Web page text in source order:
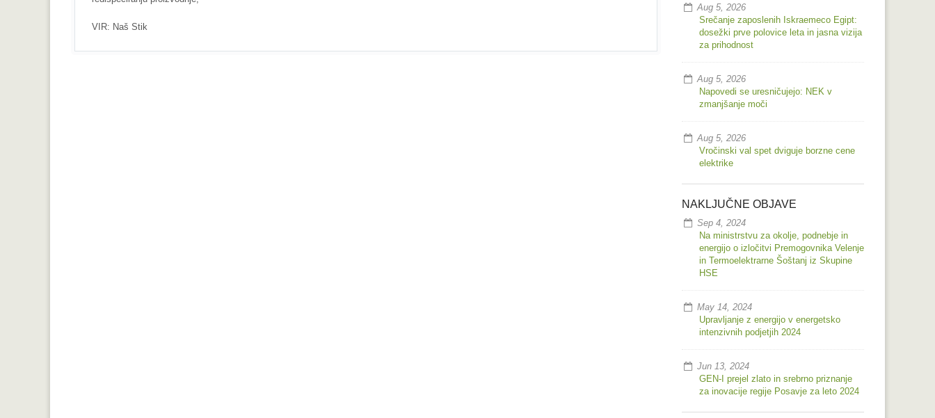
VIR: Naš Stik
Aug 5, 2026
Srečanje zaposlenih Iskraemeco Egipt:
dosežki prve polovice leta in jasna vizija
za prihodnost
Aug 5, 2026
Napovedi se uresničujejo: NEK v
zmanjšanje moči
Aug 5, 2026
Vročinski val spet dviguje borzne cene
elektrike
NAKLJUČNE OBJAVE
Sep 4, 2024
Na ministrstvu za okolje, podnebje in
energijo o izločitvi Premogovnika Velenje
in Termoelektrarne Šoštanj iz Skupine
HSE
May 14, 2024
Upravljanje z energijo v energetsko
intenzivnih podjetjih 2024
Jun 13, 2024
GEN-I prejel zlato in srebrno priznanje
za inovacije regije Posavje za leto 2024